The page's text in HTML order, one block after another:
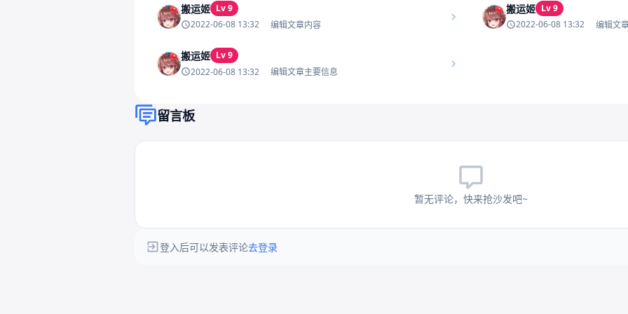
搬运姬 Lv 9
2022-06-08 13:32
编辑文章内容
搬运姬 Lv 9
2022-06-08 13:32
编辑文
搬运姬 Lv 9
2022-06-08 13:32
编辑文章主要信息
留言板
暂无评论，快来抢沙发吧~
登入后可以发表评论去登录